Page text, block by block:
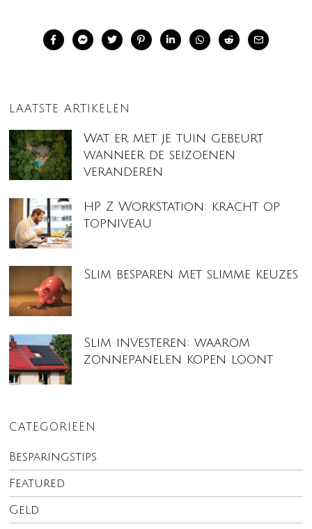
LAATSTE ARTIKELEN
Wat er met je tuin gebeurt
wanneer de seizoenen
veranderen
HP Z Workstation: kracht op
topniveau
Slim besparen met slimme keuzes
Slim investeren: waarom
zonnepanelen kopen loont
CATEGORIEËN
Besparingstips
Featured
Geld